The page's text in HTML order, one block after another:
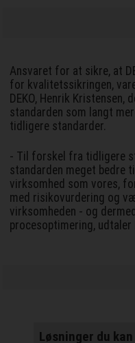
Ansvaret for at sikre, at
for kvalitetssikringen,
DEKO, Henrik Kristensen,
standarden som langt
tidligere standarder.
- Til forskel fra tidligere
standarden meget bedre
virksomhed som vores,
med risikovurdering og
virksomheden - og
procesoptimering, udtaler
Løsninger du